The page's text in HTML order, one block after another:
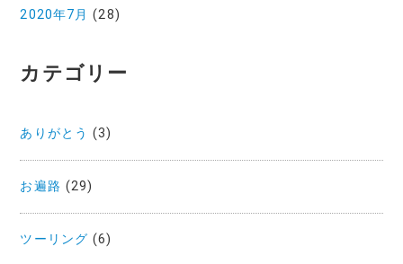
2020年7月 (28)
カテゴリー
ありがとう (3)
お遍路 (29)
ツーリング (6)